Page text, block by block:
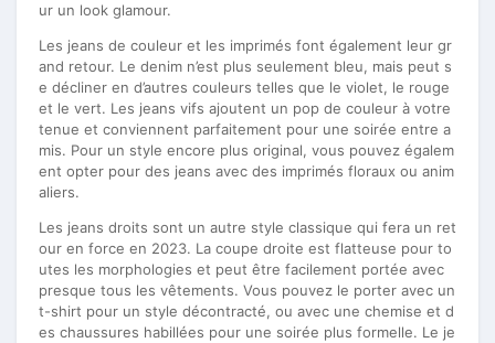
ur un look glamour.
Les jeans de couleur et les imprimés font également leur gr
and retour. Le denim n’est plus seulement bleu, mais peut s
e décliner en d’autres couleurs telles que le violet, le rouge
et le vert. Les jeans vifs ajoutent un pop de couleur à votre
tenue et conviennent parfaitement pour une soirée entre a
mis. Pour un style encore plus original, vous pouvez égalem
ent opter pour des jeans avec des imprimés floraux ou anim
aliers.
Les jeans droits sont un autre style classique qui fera un ret
our en force en 2023. La coupe droite est flatteuse pour to
utes les morphologies et peut être facilement portée avec
presque tous les vêtements. Vous pouvez le porter avec un
t-shirt pour un style décontracté, ou avec une chemise et d
es chaussures habillées pour une soirée plus formelle. Le je